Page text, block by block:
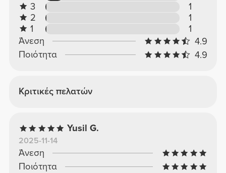
3
1
2
1
1
1
Άνεση
4.9
Ποιότητα
4.9
Κριτικές πελατών
Yusil G.
2025-11-14
Άνεση
Ποιότητα